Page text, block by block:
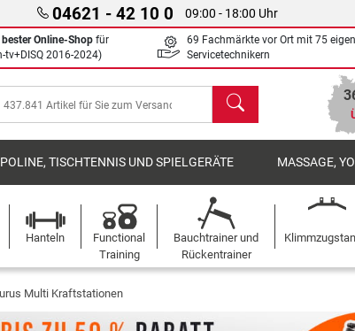
04621 - 42 10 0 09:00 - 18:00 Uhr
Online-Shop für
tv+DISQ 2016-2024)
69 Fachmärkte vor Ort mit 75
Servicetechnikern
Suchen
TISCHTENNIS UND SPIELGERÄTE MASSAGE,
Hanteln
Functional
Training
Bauchtrainer und
Rückentrainer
Multi Kraftstationen